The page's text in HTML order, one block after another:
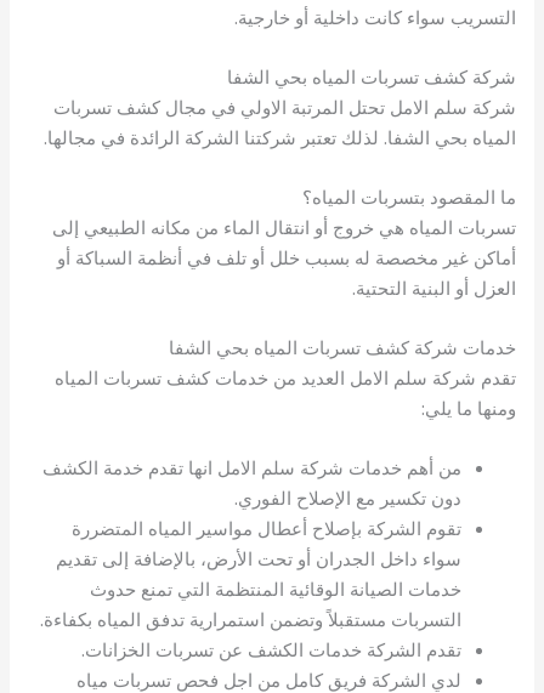
التسريب سواء كانت داخلية أو خارجية.
شركة كشف تسربات المياه بحي الشفا
شركة سلم الامل تحتل المرتبة الاولي في مجال كشف تسربات
المياه بحي الشفا. لذلك تعتبر شركتنا الشركة الرائدة في مجالها.
ما المقصود بتسربات المياه؟
تسربات المياه هي خروج أو انتقال الماء من مكانه الطبيعي إلى
أماكن غير مخصصة له بسبب خلل أو تلف في أنظمة السباكة أو
العزل أو البنية التحتية.
خدمات شركة كشف تسربات المياه بحي الشفا
تقدم شركة سلم الامل العديد من خدمات كشف تسربات المياه
ومنها ما يلي:
من أهم خدمات شركة سلم الامل انها تقدم خدمة الكشف
دون تكسير مع الإصلاح الفوري.
تقوم الشركة بإصلاح أعطال مواسير المياه المتضررة
سواء داخل الجدران أو تحت الأرض، بالإضافة إلى تقديم
خدمات الصيانة الوقائية المنتظمة التي تمنع حدوث
التسربات مستقبلاً وتضمن استمرارية تدفق المياه بكفاءة.
تقدم الشركة خدمات الكشف عن تسربات الخزانات.
لدي الشركة فريق كامل من اجل فحص تسربات مياه